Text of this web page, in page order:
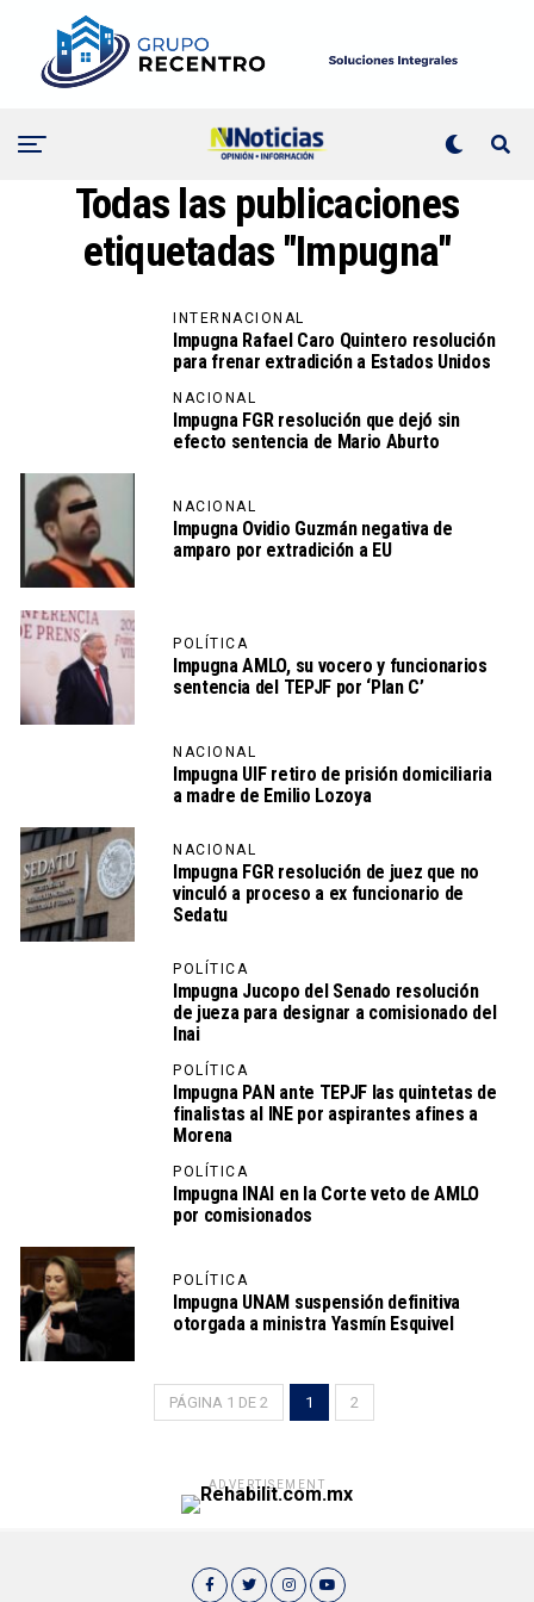
Todas las publicaciones
etiquetadas "Impugna"
INTERNACIONAL
Impugna Rafael Caro Quintero resolución
para frenar extradición a Estados Unidos
NACIONAL
Impugna FGR resolución que dejó sin
efecto sentencia de Mario Aburto
NACIONAL
Impugna Ovidio Guzmán negativa de
amparo por extradición a EU
POLÍTICA
Impugna AMLO, su vocero y funcionarios
sentencia del TEPJF por ‘Plan C’
NACIONAL
Impugna UIF retiro de prisión domiciliaria
a madre de Emilio Lozoya
NACIONAL
Impugna FGR resolución de juez que no
vinculó a proceso a ex funcionario de
Sedatu
POLÍTICA
Impugna Jucopo del Senado resolución
de jueza para designar a comisionado del
Inai
POLÍTICA
Impugna PAN ante TEPJF las quintetas de
finalistas al INE por aspirantes afines a
Morena
POLÍTICA
Impugna INAI en la Corte veto de AMLO
por comisionados
POLÍTICA
Impugna UNAM suspensión definitiva
otorgada a ministra Yasmín Esquivel
PÁGINA 1 DE 2 1 2
ADVERTISEMENT